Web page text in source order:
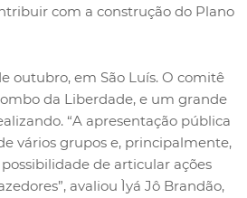
com a construção do Plano
outubro, em São Luís. O comitê
da Liberdade, e um grande
“A apresentação pública
vários grupos e, principalmente,
de articular ações
avaliou Ìyá Jô Brandão,